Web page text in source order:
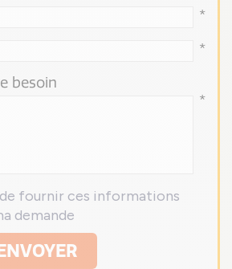
*
*
besoin
*
fournir ces informations
demande